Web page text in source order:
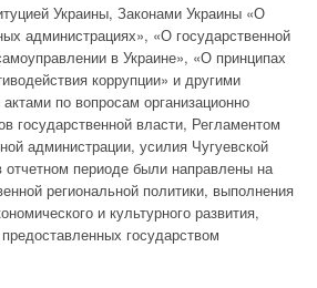
Украины, Законами Украины «О
администрациях», «О государственной
в Украине», «О принципах
коррупции» и другими
по вопросам организационно
государственной власти, Регламентом
администрации, усилия Чугуевской
отчетном периоде были направлены на
региональной политики, выполнения
и культурного развития,
государством